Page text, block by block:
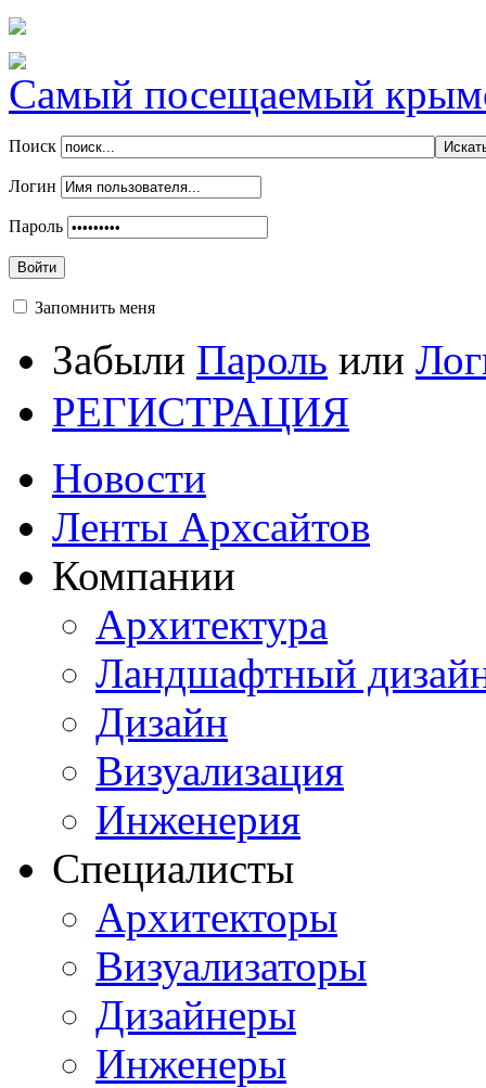
Самый посещаемый
Поиск
Логин
Пароль
Войти
Запомнить меня
Забыли Пароль или
РЕГИСТРАЦИЯ
Новости
Ленты Архсайтов
Компании
Архитектура
Ландшафтный
Дизайн
Визуализация
Инженерия
Специалисты
Архитекторы
Визуализаторы
Дизайнеры
Инженеры